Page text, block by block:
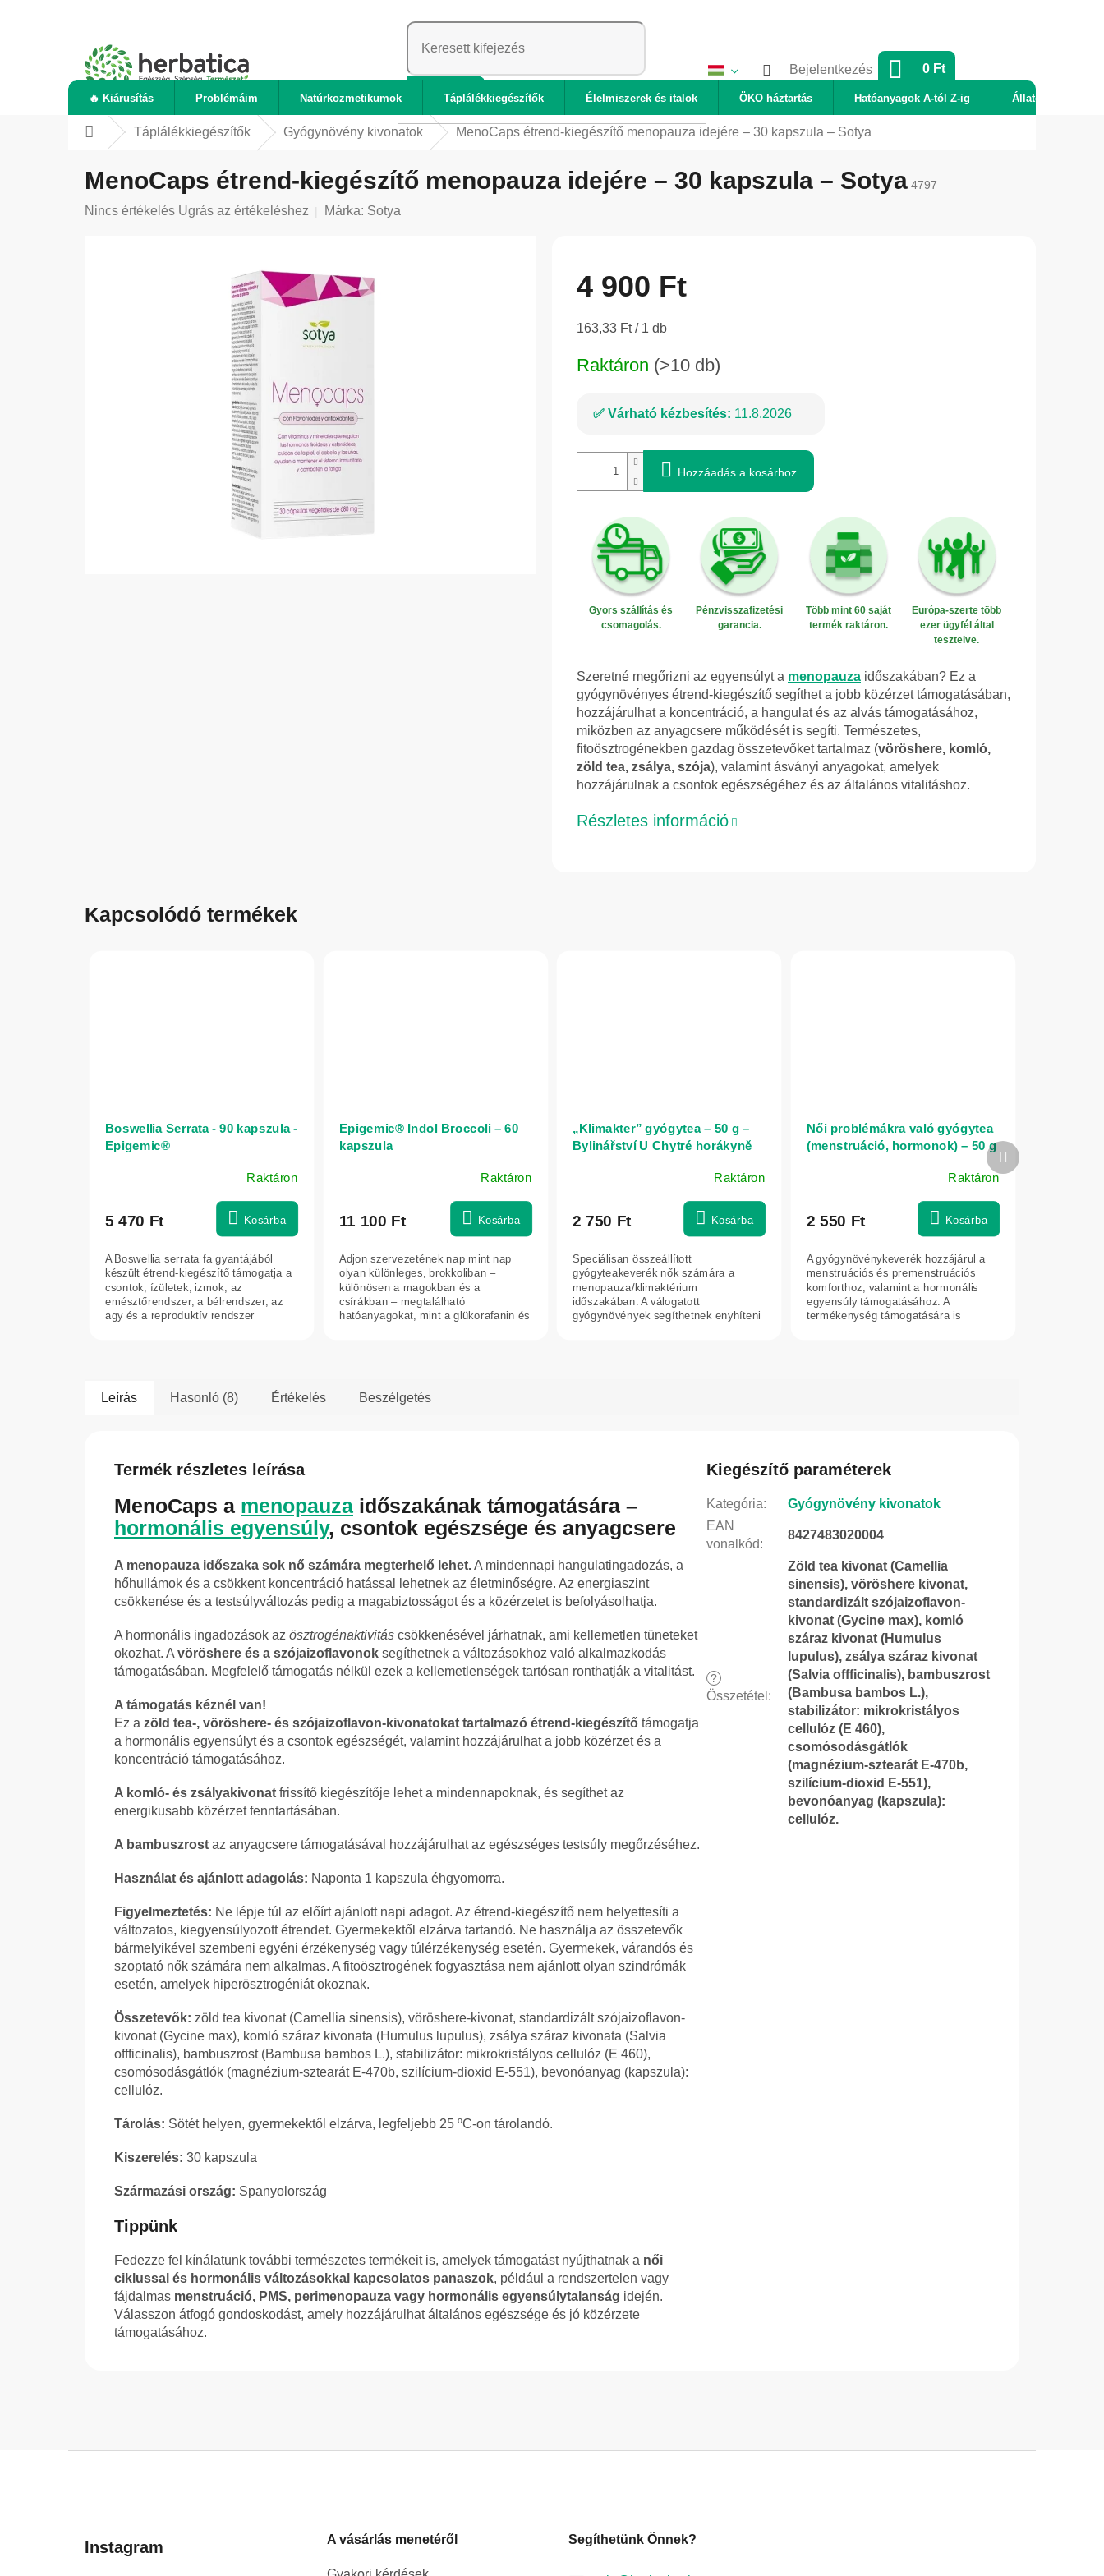
KERESÉS
Bejelentkezés KOSÁR
0 Ft
🔥 Kiárusítás Problémáim Natúrkozmetikumok Táplálékkiegészítők Élelmiszerek és italok ÖKO háztartás Hatóanyagok A-tól Z-ig Állatok
KezdőlapTáplálékkiegészítők Gyógynövény kivonatok MenoCaps étrend-kiegészítő menopauza idejére – 30 kapszula – Sotya
MenoCaps étrend-kiegészítő menopauza idejére – 30 kapszula – Sotya 4797
A
Nincs értékelés Ugrás az értékeléshez Márka: Sotya
4 900 Ft
Egységár:
163,33 Ft / 1 db
Raktáron (>10 db)
Várható kézbesítés: 11.8.2026
Hozzáadás a kosárhoz
Gyors szállítás és
csomagolás.
Pénzvisszafizetési
garancia.
Több mint 60 saját
termék raktáron.
Európa-szerte több
ezer ügyfél által
tesztelve.
Szeretné megőrizni az egyensúlyt a menopauza időszakában? Ez a
gyógynövényes étrend-kiegészítő segíthet a jobb közérzet támogatásában,
hozzájárulhat a koncentráció, a hangulat és az alvás támogatásához,
miközben az anyagcsere működését is segíti. Természetes,
fitoösztrogénekben gazdag összetevőket tartalmaz (vöröshere, komló,
zöld tea, zsálya, szója), valamint ásványi anyagokat, amelyek
hozzájárulnak a csontok egészségéhez és az általános vitalitáshoz.
Részletes információ
Kapcsolódó termékek
Boswellia Serrata - 90 kapszula -
Epigemic®
Raktáron
5 470 Ft Kosárba
A Boswellia serrata fa gyantájából
készült étrend-kiegészítő támogatja a
csontok, ízületek, izmok, az
emésztőrendszer, a bélrendszer, az
agy és a reproduktív rendszer
Epigemic® Indol Broccoli – 60
kapszula
Raktáron
11 100 Ft Kosárba
Adjon szervezetének nap mint nap
olyan különleges, brokkoliban –
különösen a magokban és a
csírákban – megtalálható
hatóanyagokat, mint a glükorafanin és
„Klimakter” gyógytea – 50 g –
Bylinářství U Chytré horákyně
Raktáron
2 750 Ft Kosárba
Speciálisan összeállított
gyógyteakeverék nők számára a
menopauza/klimaktérium
időszakában. A válogatott
gyógynövények segíthetnek enyhíteni
Női problémákra való gyógytea
(menstruáció, hormonok) – 50 g
– Bylinářství U Chytré horákyně
Raktáron
2 550 Ft Kosárba
A gyógynövénykeverék hozzájárul a
menstruációs és premenstruációs
komforthoz, valamint a hormonális
egyensúly támogatásához. A
termékenység támogatására is
Következő
termék
Leírás Hasonló (8) Értékelés Beszélgetés
Termék részletes leírása
MenoCaps a menopauza időszakának támogatására –
hormonális egyensúly, csontok egészsége és anyagcsere
A menopauza időszaka sok nő számára megterhelő lehet.A mindennapi hangulatingadozás, a
hőhullámok és a csökkent koncentráció hatással lehetnek az életminőségre. Az energiaszint
csökkenése és a testsúlyváltozás pedig a magabiztosságot és a közérzetet is befolyásolhatja.
A hormonális ingadozások az ösztrogénaktivitás csökkenésével járhatnak, ami kellemetlen tüneteket
okozhat. A vöröshere és a szójaizoflavonok segíthetnek a változásokhoz való alkalmazkodás
támogatásában. Megfelelő támogatás nélkül ezek a kellemetlenségek tartósan ronthatják a vitalitást.
A támogatás kéznél van!
Ez a zöld tea-, vöröshere- és szójaizoflavon-kivonatokat tartalmazó étrend-kiegészítő támogatja
a hormonális egyensúlyt és a csontok egészségét, valamint hozzájárulhat a jobb közérzet és a
koncentráció támogatásához.
A komló- és zsályakivonat frissítő kiegészítője lehet a mindennapoknak, és segíthet az
energikusabb közérzet fenntartásában.
A bambuszrost az anyagcsere támogatásával hozzájárulhat az egészséges testsúly megőrzéséhez.
Használat és ajánlott adagolás: Naponta 1 kapszula éhgyomorra.
Figyelmeztetés: Ne lépje túl az előírt ajánlott napi adagot. Az étrend-kiegészítő nem helyettesíti a
változatos, kiegyensúlyozott étrendet. Gyermekektől elzárva tartandó. Ne használja az összetevők
bármelyikével szembeni egyéni érzékenység vagy túlérzékenység esetén. Gyermekek, várandós és
szoptató nők számára nem alkalmas. A fitoösztrogének fogyasztása nem ajánlott olyan szindrómák
esetén, amelyek hiperösztrogéniát okoznak.
Összetevők: zöld tea kivonat (Camellia sinensis), vöröshere-kivonat, standardizált szójaizoflavon-
kivonat (Gycine max), komló száraz kivonata (Humulus lupulus), zsálya száraz kivonata (Salvia
offficinalis), bambuszrost (Bambusa bambos L.), stabilizátor: mikrokristályos cellulóz (E 460),
csomósodásgátlók (magnézium-sztearát E-470b, szilícium-dioxid E-551), bevonóanyag (kapszula):
cellulóz.
Tárolás: Sötét helyen, gyermekektől elzárva, legfeljebb 25 ºC-on tárolandó.
Kiszerelés: 30 kapszula
Származási ország: Spanyolország
Tippünk
Fedezze fel kínálatunk további természetes termékeit is, amelyek támogatást nyújthatnak a női
ciklussal és hormonális változásokkal kapcsolatos panaszok, például a rendszertelen vagy
fájdalmas menstruáció, PMS, perimenopauza vagy hormonális egyensúlytalanság idején.
Válasszon átfogó gondoskodást, amely hozzájárulhat általános egészsége és jó közérzete
támogatásához.
Kiegészítő paraméterek
Kategória:
Gyógynövény kivonatok
EAN
vonalkód:
8427483020004
?
Összetétel :
Zöld tea kivonat (Camellia
sinensis), vöröshere kivonat,
standardizált szójaizoflavon-
kivonat (Gycine max), komló
száraz kivonat (Humulus
lupulus), zsálya száraz kivonat
(Salvia offficinalis), bambuszrost
(Bambusa bambos L.),
stabilizátor: mikrokristályos
cellulóz (E 460),
csomósodásgátlók
(magnézium-sztearát E-470b,
szilícium-dioxid E-551),
bevonóanyag (kapszula):
cellulóz.
Instagram A vásárlás menetéről Segíthetünk Önnek?